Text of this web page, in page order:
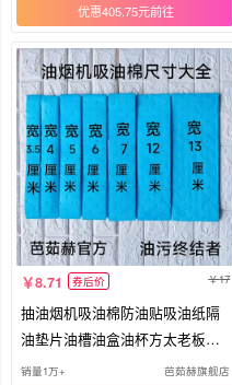
优惠405.75元
8.71 券后价 17
抽油烟机吸油棉防油贴吸油纸隔
油垫片油槽油盒油杯方太老板通
用
销量1万+ 芭茹赫旗舰店